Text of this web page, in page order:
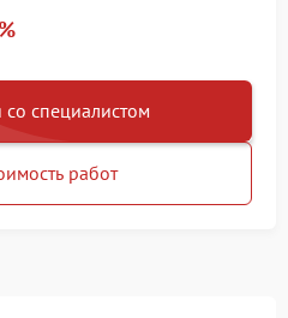
со специалистом
работ